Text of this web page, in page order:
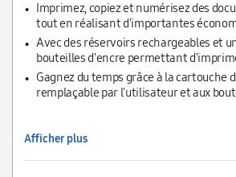
Imprimez, copiez et numérisez des
tout en réalisant d'importantes
imprimante MegaTank rapide,
de la fonctionnalité Wi-Fi.
Avec des réservoirs rechargeables et
bouteilles d'encre permettant
pages
Gagnez du temps grâce à la cartouche
remplaçable par l'utilisateur et aux
Afficher plus